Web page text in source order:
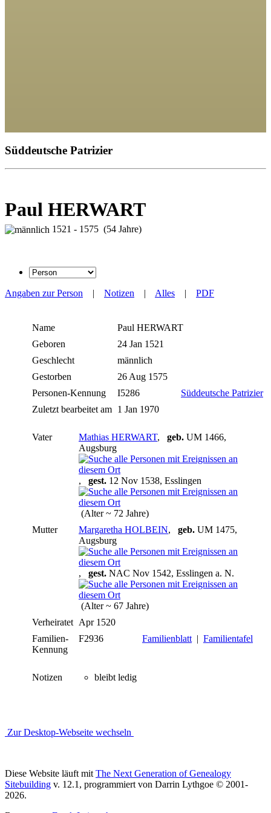
Süddeutsche Patrizier
Paul HERWART
1521 - 1575 (54 Jahre)
Angaben zur Person | Notizen | Alles | PDF
Name Paul HERWART
Geboren
24 Jan 1521
Geschlecht
männlich
Gestorben
26 Aug 1575
Personen-Kennung
I5286
Süddeutsche Patrizier
Zuletzt bearbeitet am 1 Jan 1970
Vater Mathias HERWART, geb. UM 1466,
Augsburg
, gest. 12 Nov 1538, Esslingen
(Alter ~ 72 Jahre)
Mutter
Margaretha HOLBEIN, geb. UM 1475,
Augsburg
, gest. NAC Nov 1542, Esslingen a. N.
(Alter ~ 67 Jahre)
Verheiratet Apr 1520
Familien-
Kennung
F2936 Familienblatt | Familientafel
Notizen bleibt ledig
Zur Desktop-Webseite wechseln
Diese Website läuft mit The Next Generation of Genealogy
Sitebuilding v. 12.1, programmiert von Darrin Lythgoe © 2001-
2026.